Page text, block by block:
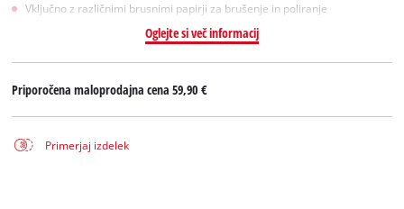
Vključno z različnimi brusnimi papirji za brušenje in poliranje
Oglejte si več informacij
Priporočena maloprodajna cena59,90 €
Primerjaj izdelek